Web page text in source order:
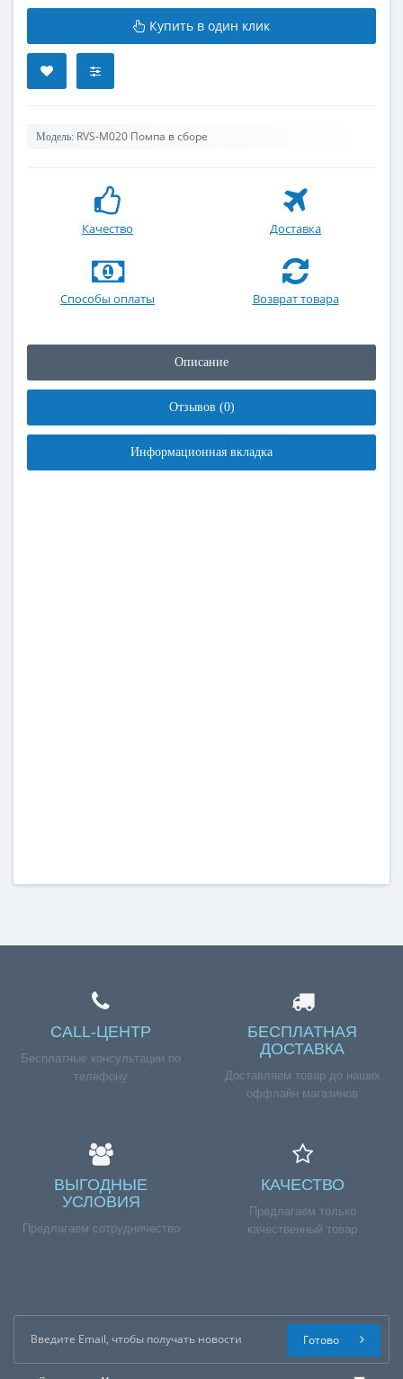
Купить в один клик
Модель: RVS-M020 Помпа в сборе
Качество Доставка
Способы оплаты Возврат товара
Описание
Отзывов (0)
Информационная вкладка
CALL-ЦЕНТР
Бесплатные консультации по
телефону
БЕСПЛАТНАЯ
ДОСТАВКА
Доставляем товар до наших
оффлайн магазинов
ВЫГОДНЫЕ
УСЛОВИЯ
Предлагаем сотрудничество
КАЧЕСТВО
Предлагаем только
качественный товар
Готово